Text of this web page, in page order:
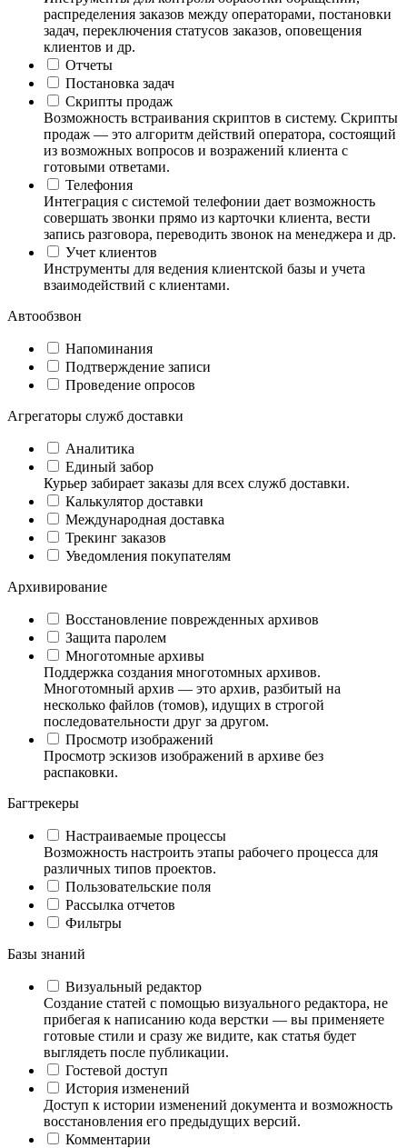
распределения заказов между операторами, постановки
задач, переключения статусов заказов, оповещения
клиентов и др.
Отчеты
Постановка задач
Скрипты продаж
Возможность встраивания скриптов в систему. Скрипты
продаж — это алгоритм действий оператора, состоящий
из возможных вопросов и возражений клиента с
готовыми ответами.
Телефония
Интеграция с системой телефонии дает возможность
совершать звонки прямо из карточки клиента, вести
запись разговора, переводить звонок на менеджера и др.
Учет клиентов
Инструменты для ведения клиентской базы и учета
взаимодействий с клиентами.
Автообзвон
Напоминания
Подтверждение записи
Проведение опросов
Агрегаторы служб доставки
Аналитика
Единый забор
Курьер забирает заказы для всех служб доставки.
Калькулятор доставки
Международная доставка
Трекинг заказов
Уведомления покупателям
Архивирование
Восстановление поврежденных архивов
Защита паролем
Многотомные архивы
Поддержка создания многотомных архивов.
Многотомный архив — это архив, разбитый на
несколько файлов (томов), идущих в строгой
последовательности друг за другом.
Просмотр изображений
Просмотр эскизов изображений в архиве без
распаковки.
Багтрекеры
Настраиваемые процессы
Возможность настроить этапы рабочего процесса для
различных типов проектов.
Пользовательские поля
Рассылка отчетов
Фильтры
Базы знаний
Визуальный редактор
Создание статей с помощью визуального редактора, не
прибегая к написанию кода верстки — вы применяете
готовые стили и сразу же видите, как статья будет
выглядеть после публикации.
Гостевой доступ
История изменений
Доступ к истории изменений документа и возможность
восстановления его предыдущих версий.
Комментарии